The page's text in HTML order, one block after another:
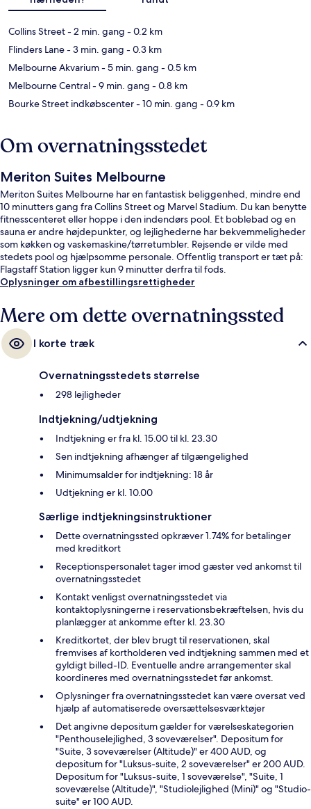
Collins Street- 2 min. gang - 0.2 km
Flinders Lane- 3 min. gang - 0.3 km
Melbourne Akvarium- 5 min. gang - 0.5 km
Melbourne Central- 9 min. gang - 0.8 km
Bourke Street indkøbscenter- 10 min. gang - 0.9 km
Om overnatningsstedet
Meriton Suites Melbourne
Meriton Suites Melbourne har en fantastisk beliggenhed, mindre end
10 minutters gang fra Collins Street og Marvel Stadium. Du kan benytte
fitnesscenteret eller hoppe i den indendørs pool. Et boblebad og en
sauna er andre højdepunkter, og lejlighederne har bekvemmeligheder
som køkken og vaskemaskine/tørretumbler. Rejsende er vilde med
stedets pool og hjælpsomme personale. Offentlig transport er tæt på:
Flagstaff Station ligger kun 9 minutter derfra til fods.
Oplysninger om afbestillingsrettigheder
Mere om dette overnatningssted
I korte træk
Overnatningsstedets størrelse
298 lejligheder
Indtjekning/udtjekning
Indtjekning er fra kl. 15.00 til kl. 23.30
Sen indtjekning afhænger af tilgængelighed
Minimumsalder for indtjekning: 18 år
Udtjekning er kl. 10.00
Særlige indtjekningsinstruktioner
Dette overnatningssted opkræver 1.74% for betalinger
med kreditkort
Receptionspersonalet tager imod gæster ved ankomst til
overnatningsstedet
Kontakt venligst overnatningsstedet via
kontaktoplysningerne i reservationsbekræftelsen, hvis du
planlægger at ankomme efter kl. 23.30
Kreditkortet, der blev brugt til reservationen, skal
fremvises af kortholderen ved indtjekning sammen med et
gyldigt billed-ID. Eventuelle andre arrangementer skal
koordineres med overnatningsstedet før ankomst.
Oplysninger fra overnatningsstedet kan være oversat ved
hjælp af automatiserede oversættelsesværktøjer
Det angivne depositum gælder for værelseskategorien
"Penthouselejlighed, 3 soveværelser". Depositum for
"Suite, 3 soveværelser (Altitude)" er 400 AUD, og
depositum for "Luksus-suite, 2 soveværelser" er 200 AUD.
Depositum for "Luksus-suite, 1 soveværelse", "Suite, 1
soveværelse (Altitude)", "Studiolejlighed (Mini)" og "Studio-
suite" er 100 AUD.